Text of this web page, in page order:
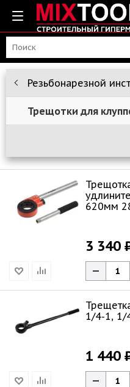
Резьбонарезной
Трещотки для
620мм
3 340
1/4-1, 1/
1 440